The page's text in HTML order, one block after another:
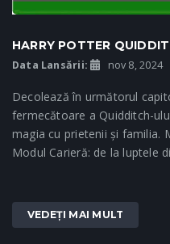
HARRY POTTER
Data Lansării: nov 8, 2024
Decolează în următorul
fermecătoare a Quidditch-
magia cu prietenii și familia.
Modul Carieră: de la luptele
VEDEȚI MAI MULT